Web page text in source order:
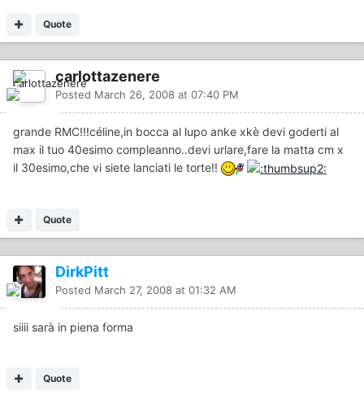
Quote
carlottazenere
Posted March 26, 2008 at 07:40 PM
grande RMC!!!céline,in bocca al lupo anke xkè devi goderti al
max il tuo 40esimo compleanno..devi urlare,fare la matta cm x
il 30esimo,che vi siete lanciati le torte!!
Quote
DirkPitt
Posted March 27, 2008 at 01:32 AM
siiii sarà in piena forma
Quote